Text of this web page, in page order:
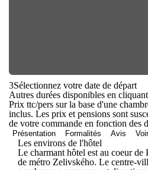
3Sélectionnez votre date de départ
Autres durées disponibles en
Prix ttc/pers sur la base d'une
inclus. Les prix et pensions sont
de votre commande en fonction des
Présentation Formalités Avis
Les environs de l'hôtel
Le charmant hôtel est au coeur de
de métro Zelivského. Le centre-